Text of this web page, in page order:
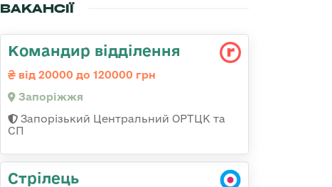
ВАКАНСІЇ
Командир відділення
від 20000 до 120000 грн
Запоріжжя
Запорізький Центральний ОРТЦК та
СП
Стрілець